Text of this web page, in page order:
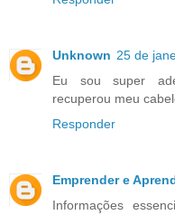
Unknown 25 de
Eu sou super
recuperou meu
Responder
Emprender e
Informações